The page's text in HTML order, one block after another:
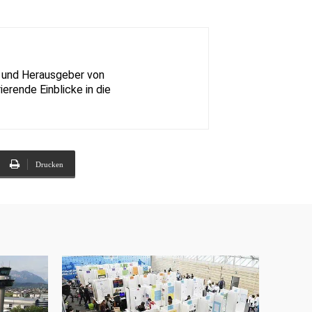
Herausgeber von
Einblicke in die
Drucken